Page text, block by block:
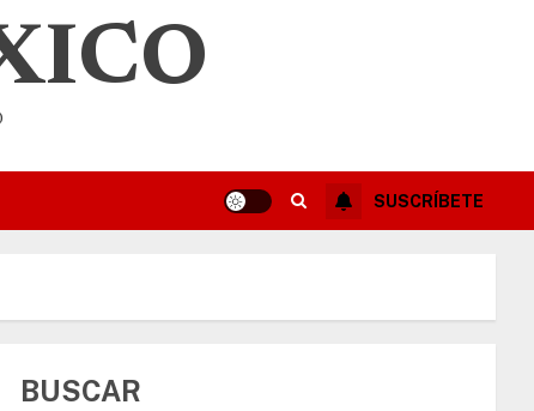
SUSCRÍBETE
BUSCAR